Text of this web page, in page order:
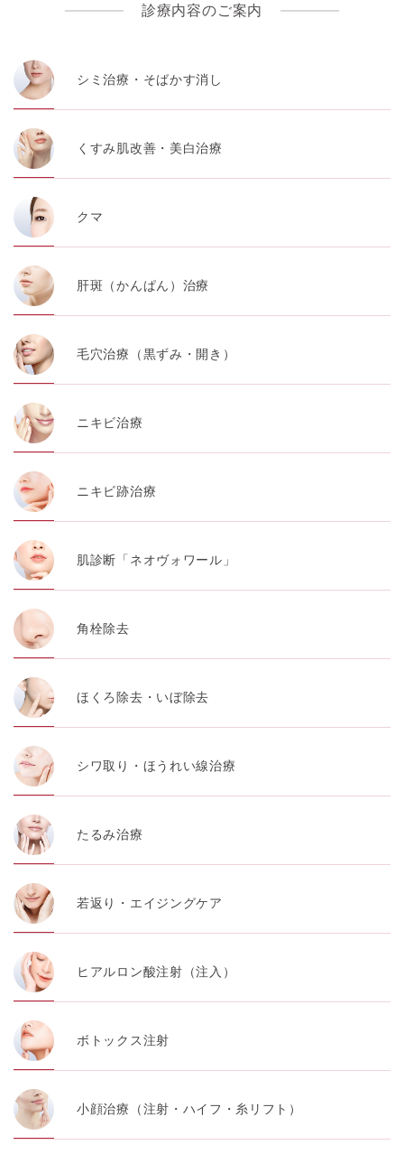
診療内容のご案内
シミ治療・そばかす消し
くすみ肌改善・美白治療
クマ
肝斑（かんぱん）治療
毛穴治療（黒ずみ・開き）
ニキビ治療
ニキビ跡治療
肌診断「ネオヴォワール」
角栓除去
ほくろ除去・いぼ除去
シワ取り・ほうれい線治療
たるみ治療
若返り・エイジングケア
ヒアルロン酸注射（注入）
ボトックス注射
小顔治療（注射・ハイフ・糸リフト）